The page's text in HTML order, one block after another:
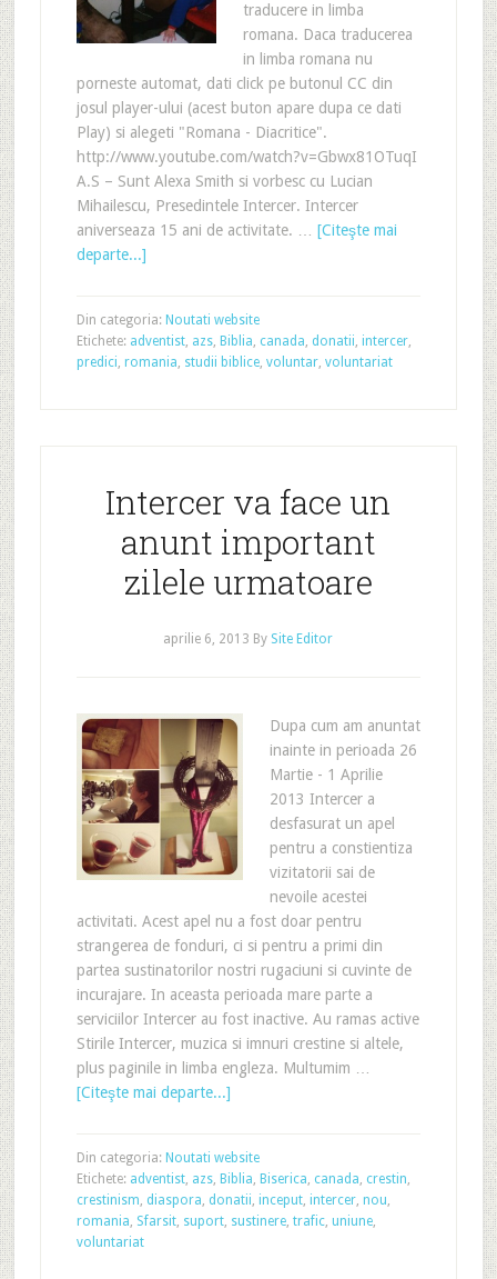
traducere in limba
romana. Daca traducerea
in limba romana nu
porneste automat, dati click pe butonul CC din
josul player-ului (acest buton apare dupa ce dati
Play) si alegeti "Romana - Diacritice".
http://www.youtube.com/watch?v=Gbwx81OTuqI
A.S – Sunt Alexa Smith si vorbesc cu Lucian
Mihailescu, Presedintele Intercer. Intercer
aniverseaza 15 ani de activitate. … [Citeşte mai
departe...]
Din categoria: Noutati website
Etichete: adventist, azs, Biblia, canada, donatii, intercer,
predici, romania, studii biblice, voluntar, voluntariat
Intercer va face un
anunt important
zilele urmatoare
aprilie 6, 2013 By Site Editor
Dupa cum am anuntat
inainte in perioada 26
Martie - 1 Aprilie
2013 Intercer a
desfasurat un apel
pentru a constientiza
vizitatorii sai de
nevoile acestei
activitati. Acest apel nu a fost doar pentru
strangerea de fonduri, ci si pentru a primi din
partea sustinatorilor nostri rugaciuni si cuvinte de
incurajare. In aceasta perioada mare parte a
serviciilor Intercer au fost inactive. Au ramas active
Stirile Intercer, muzica si imnuri crestine si altele,
plus paginile in limba engleza. Multumim …
[Citeşte mai departe...]
Din categoria: Noutati website
Etichete: adventist, azs, Biblia, Biserica, canada, crestin,
crestinism, diaspora, donatii, inceput, intercer, nou,
romania, Sfarsit, suport, sustinere, trafic, uniune,
voluntariat